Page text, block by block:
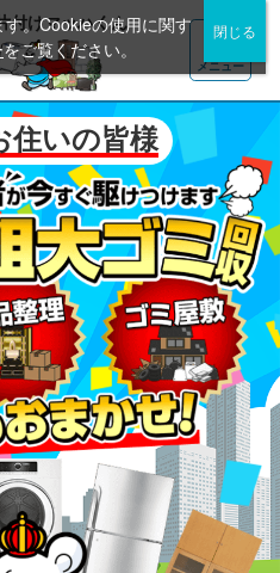
付けマッハくん
メニュー
住いの皆様
。Cookieの使用に関す
をご覧ください。